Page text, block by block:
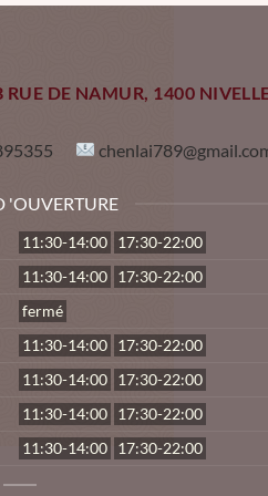
RUE DE NAMUR, 1400
'OUVERTURE
11:30-14:00 17:30-22:00
11:30-14:00 17:30-22:00
fermé
11:30-14:00 17:30-22:00
11:30-14:00 17:30-22:00
11:30-14:00 17:30-22:00
11:30-14:00 17:30-22:00